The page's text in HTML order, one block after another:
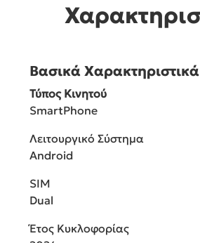
Βασικά Χαρακτηριστικά
Τύπος Κινητού
SmartPhone
Λειτουργικό Σύστημα
Android
SIM
Dual
Έτος Κυκλοφορίας